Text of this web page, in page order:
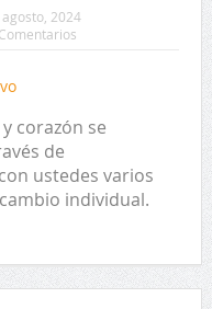
agosto, 2024
corazón se
de
ustedes varios
individual.